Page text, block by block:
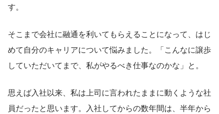
す。
そこまで会社に融通を利いてもらえることになって、はじ
めて自分のキャリアについて悩みました。「こんなに譲歩
していただいてまで、私がやるべき仕事なのかな」と。
思えば入社以来、私は上司に言われたままに動くような社
員だったと思います。入社してからの数年間は、半年から